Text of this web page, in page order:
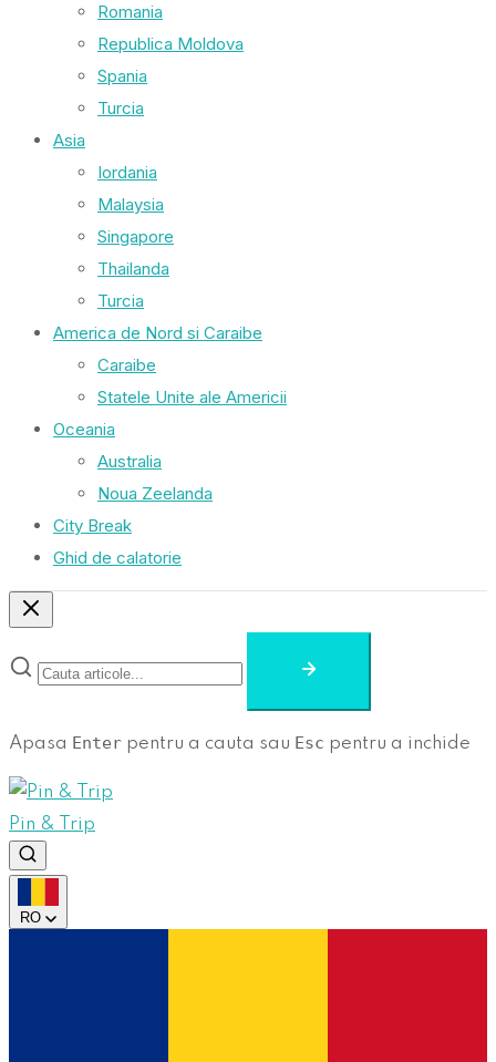
Romania
Republica Moldova
Spania
Turcia
Asia
Iordania
Malaysia
Singapore
Thailanda
Turcia
America de Nord si Caraibe
Caraibe
Statele Unite ale Americii
Oceania
Australia
Noua Zeelanda
City Break
Ghid de calatorie
Apasa Enter pentru a cauta sau Esc pentru a inchide
Pin & Trip
RO